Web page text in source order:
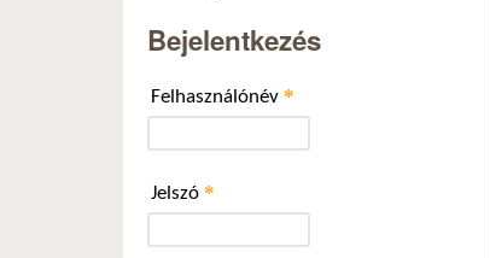
Bejelentkezés
Felhasználónév *
Jelszó *